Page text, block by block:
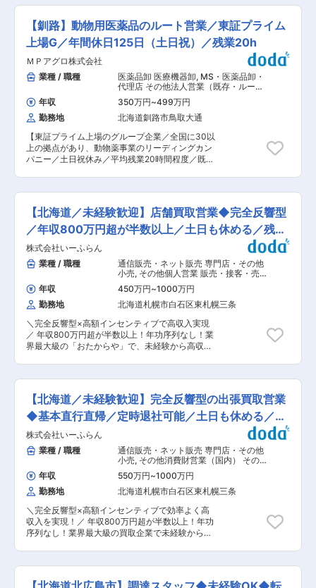
勤務時間外の使用も可能です。プライベートで使
用された際は、その分のガソリン代を負担いただ
きます。 車輛にかかわる保険等もすべて企業負担
です。そのほか、通勤手当、家族手当、住宅手当
など各種手当も充実しています。 ■当社の魅力：
(1)川崎重工業のグループ会社(2)日立建機日本株
式会社の特約店(3)道内主要各地に9支店・3営業
所有、地元に密着(4)昭和44年創業。平均勤続年
数15年。安定して長期就業が可能な環境です(5)資
格取得、取得費用の助成金制度あり。 変更の範
囲：会社の定める業務
は旅行代理店や旅行会社で既存のお客様が中心
で、大手企業とのお取引も多数ございます。 お客
様のニーズに応じたバスの手配や見積もりを迅速
かつ的確に行うことで、顧客満足度の向上を目指
します。 既存のお客様へのルートセールスが中心
となりますので、顧客との信頼関係を築くことが
重要です。 ■採用背景： ワークライフバランス
推進のための増員募集です。 より働きやすい環境
を作っていきたいと考えております。 増員するこ
とで社員1人ひとりの負担を軽減し、休日日数も
今後増やしていく予定です。 ※本件は内閣府主導
の地方創生事業の一環である先導的人材マッチン
グ事業に基づく求人でございます。
【釧路】動物用医薬品のルート営業／東証プライム
上場G／年間休日125日（土日祝）／残業20h
ＭＰアグロ株式会社
業種 / 職種
医薬品卸 医療機器卸, MS・医薬品卸・
代理店 その他法人営業（既存・ルート
セールス中心）
年収 350万円~499万円
勤務地
北海道釧路市鳥取大通
【東証プライム上場のグループ企業／全国に30以
上の拠点があり、動物薬事業のリーディングカン
パニー／土日祝休み／平均残業20時間程度／既存
安全やペットの暮らしに貢献するやりがいのある
仕事です。■畜産農家や動物病院への定期訪問・
情報提供 ■動物用医薬品・ワクチン・飼料等の
提案・販売 ■受発注・見積書作成などの営業に
付随する事務作業 ■他の業界・異業種からの入
社事例も多数あり。ひとり立ちまで支店・営業推
進部など全体でフォローいたします。未経験でも
食の安全や動物の健康に貢献していきたいという
方、歓迎します。 ・取扱商品…動物用医薬品・機
器、サプリメント、フードなどの動物に関わる商
品や畜産農家向けの飼料や消毒資材など ■業務詳
細 担当する地域の顧客を定期的に訪問し、要望に
合った商品の提案や新商品の紹介を行います。研
修による知識の習得や先輩同行などをしていき、
徐々に顧客を引継ぎをしていきます。 【1日の流
れのイメージ】 ●出社後／メール確認、訪問準
●帰社後／伝票整理、資料作成、商品勉強会出席
など ●退社（残業は申請・承認制で通常は遅くと
も19時には退社しています） ■営業目標について
担当顧客の対前年の売上などを考慮し、目標を設
定。売上実績ほか、行動評価として目標に対して
起こした行動内容など、職務等級に応じた評価を
していきます。無理な目標や数字に対する過度な
プレッシャーはありません。お客様との関係性構
築が出来、信頼関係を築くことが出来ればおのず
と実績もついてくる環境です。 ■研修について
メーカー勉強会等で商品知識を習得していただき
ます。また、薬事室など他部門の研修に参加し、
法改正の対応など医薬品・動物医薬品卸の社員と
方について グループ全体で生産性向上、残業時間
の抑制の取り組みを実施しており、残業は20時間
【北海道／未経験歓迎】店舗買取営業◆完全反響型
／年収800万円超が半数以上／土日も休める／残業
禁止
株式会社いーふらん
業種 / 職種
通信販売・ネット販売 専門店・その他
小売, その他個人営業 販売・接客・売
り場担当
年収 450万円~1000万円
勤務地
北海道札幌市白石区東札幌三条
＼完全反響型×高額インセンティブで高収入実現
／ 年収800万円超が半数以上！年功序列なし！業
界最大級の「おたからや」で、未経験から高収入
門店「おたからや」 テレビCMやWebマーケによ
る高い集客力を強みに、飛び込み営業やテレアポ
を行わない完全反響型で新規開拓営業は一切なし
の営業スタイルを実現しています。既に売却を考
えているお客様のため未経験でも成果に繋げやす
いです！ ■業務詳細 ・ご来店いただいたお客様
への接客対応 ・お持ち込み商品の査定、買取 ・
店内清掃 ・買取商品の発送業務 ・売上分析や販
売戦略の立案 お客様との会話を通じて信頼関係を
築き、最適な買取提案を行います。 ■魅力 ◇高
収入を実現できる環境 2025年はスタッフの約
98％が年収500万円以上を達成し、2人に1人が年
収800万円以上を実現しています。 扱うのは貴金
属やブランド品など資産価値の高い商材で高額取
引も多く、成果はインセンティブとして還元され
ます。実際に年収1,977万円を達成したスタッフ
商品知識や接客に関する研修を実施。その後も先
【北海道／未経験歓迎】完全反響型の出張買取営業
◆基本直行直帰／定時退社可能／土日も休める／社
用車あり
株式会社いーふらん
業種 / 職種
通信販売・ネット販売 専門店・その他
小売, その他消費財営業（国内） その
他個人営業
年収 550万円~1000万円
勤務地
北海道札幌市白石区東札幌三条
＼完全反響型×高額インセンティブで効率よく高
収入を実現！／ 年収800万円超が半数以上！年功
序列なし！業界最大級の買取企業で未経験から高
「おたからや」は、全国に店舗数・買取価格満足
度ともに業界No.1の実績と、テレビCMやWebマ